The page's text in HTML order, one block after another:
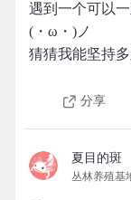
遇到一个可以
(・ω・)ノ
猜猜我能坚持
分享
夏目的斑
丛林养殖基